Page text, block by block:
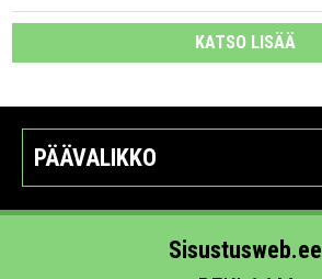
KATSO LISÄÄ
PÄÄVALIKKO
Sisustusweb.ee